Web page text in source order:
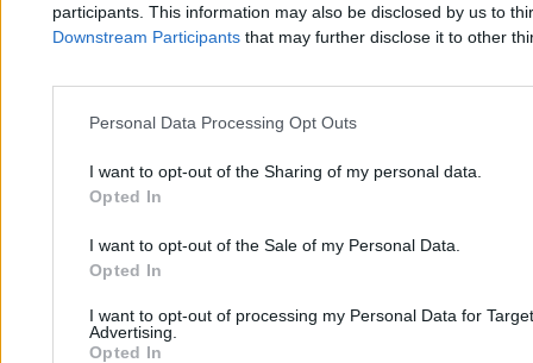
participants. This information may also be disclosed by us to
Downstream Participants that may further disclose it to other
Personal Data Processing Opt Outs
I want to opt-out of the Sharing of my personal data.
Opted In
I want to opt-out of the Sale of my Personal Data.
Opted In
I want to opt-out of processing my Personal Data for
Advertising.
Opted In
Kraj